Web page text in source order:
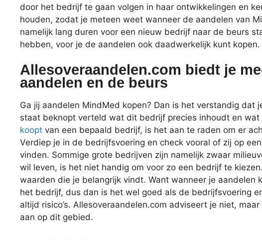
door het bedrijf te gaan volgen in haar ontwikkelingen en
houden, zodat je meteen weet wanneer de aandelen van
namelijk lang duren voor een nieuw bedrijf naar de beurs
hebben, voor je de aandelen ook daadwerkelijk kunt kopen.
Allesoveraandelen.com biedt je
aandelen en de beurs
Ga jij aandelen MindMed kopen? Dan is het verstandig
staat beknopt verteld wat dit bedrijf precies inhoudt en wat
koopt van een bepaald bedrijf, is het aan te raden om er
Verdiep je in de bedrijfsvoering en check vooral of zij op
vinden. Sommige grote bedrijven zijn namelijk zwaar
wil leven, is het niet handig om voor zo een bedrijf te
waarden die je belangrijk vindt. Want wanneer je aandelen
het bedrijf, dus dan is het wel goed als de bedrijfsvoering
altijd risico’s. Allesoveraandelen.com adviseert je niet,
aan op dit gebied.